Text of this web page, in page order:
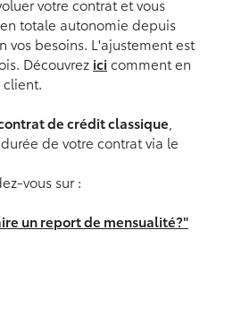
votre contrat et vous
totale autonomie depuis
vos besoins. L'ajustement est
Découvrez ici comment en
de crédit classique
de votre contrat via le
vous sur :
un report de mensualité?"